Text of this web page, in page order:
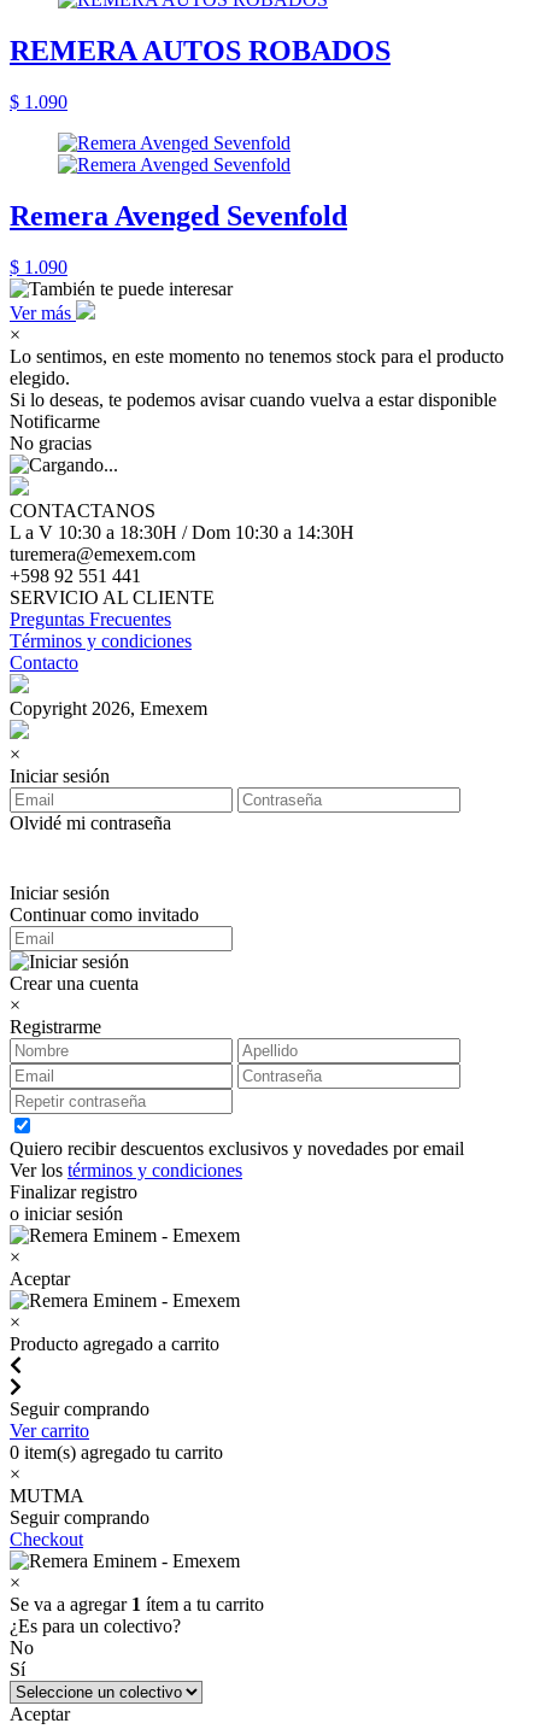
REMERA AUTOS ROBADOS
$ 1.090
Remera Avenged Sevenfold
$ 1.090
Ver más
×
Lo sentimos, en este momento no tenemos stock para el producto
elegido.
Si lo deseas, te podemos avisar cuando vuelva a estar disponible
Notificarme
No gracias
CONTACTANOS
L a V 10:30 a 18:30H / Dom 10:30 a 14:30H
turemera@emexem.com
+598 92 551 441
SERVICIO AL CLIENTE
Preguntas Frecuentes
Términos y condiciones
Contacto
Copyright 2026, Emexem
×
Iniciar sesión
Olvidé mi contraseña
Iniciar sesión
Continuar como invitado
Crear una cuenta
×
Registrarme
Quiero recibir descuentos exclusivos y novedades por email
Ver los términos y condiciones
Finalizar registro
o iniciar sesión
×
Aceptar
×
Producto agregado a carrito
Seguir comprando
Ver carrito
0 item(s) agregado tu carrito
×
MUTMA
Seguir comprando
Checkout
×
Se va a agregar 1 ítem a tu carrito
¿Es para un colectivo?
No
Sí
Aceptar